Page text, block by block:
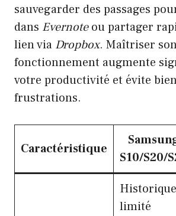
sauvegarder des passages
dans Evernoteou partager
lien via Dropbox. Maîtriser
fonctionnement augmente
votre productivité et évite
frustrations.
Caractéristique
S10/S20/
Historique
limité